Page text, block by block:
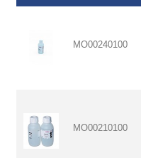
MO00240100
MO00210100